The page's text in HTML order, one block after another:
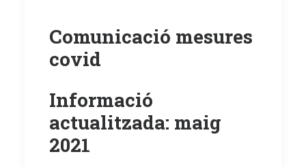
Comunicació mesures
covid
Informació
actualitzada: maig
2021